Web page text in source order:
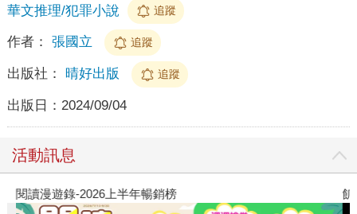
華文推理/犯罪小說
追蹤
作者： 張國立 追蹤
出版社： 晴好出版 追蹤
出版日： 2024/09/04
活動訊息
閱讀漫遊錄-2026上半年暢銷榜 飢